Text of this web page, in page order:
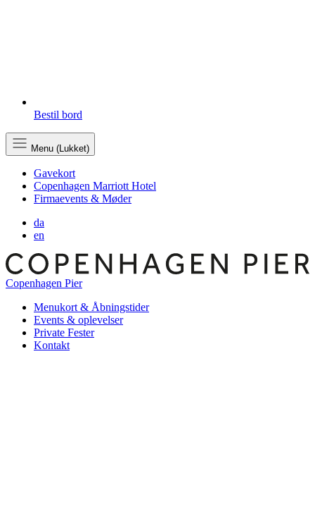
Bestil bord
Menu (Lukket)
Gavekort
Copenhagen Marriott Hotel
Firmaevents & Møder
da
en
Copenhagen Pier
Menukort & Åbningstider
Events & oplevelser
Private Fester
Kontakt